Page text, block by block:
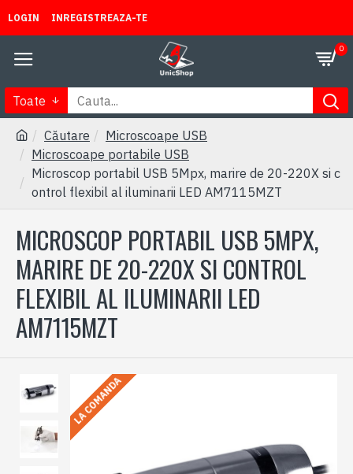
LOGIN INREGISTREAZA-TE
0
Toate
Căutare
Microscoape USB
Microscoape portabile USB
Microscop portabil USB 5Mpx, marire de 20-220X si c
ontrol flexibil al iluminarii LED AM7115MZT
MICROSCOP PORTABIL USB 5MPX,
MARIRE DE 20-220X SI CONTROL
FLEXIBIL AL ILUMINARII LED
AM7115MZT
LA COMANDA